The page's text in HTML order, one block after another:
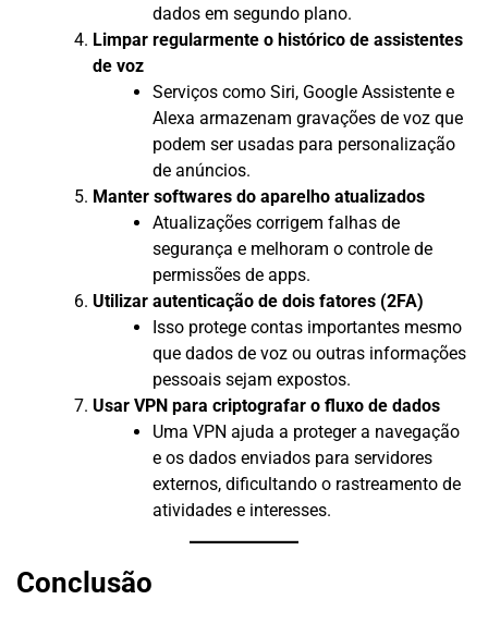
dados em segundo plano.
Limpar regularmente o histórico de assistentes
de voz
Serviços como Siri, Google Assistente e
Alexa armazenam gravações de voz que
podem ser usadas para personalização
de anúncios.
Manter softwares do aparelho atualizados
Atualizações corrigem falhas de
segurança e melhoram o controle de
permissões de apps.
Utilizar autenticação de dois fatores (2FA)
Isso protege contas importantes mesmo
que dados de voz ou outras informações
pessoais sejam expostos.
Usar VPN para criptografar o fluxo de dados
Uma VPN ajuda a proteger a navegação
e os dados enviados para servidores
externos, dificultando o rastreamento de
atividades e interesses.
Conclusão